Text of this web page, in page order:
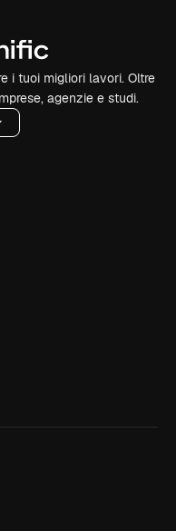
i tuoi migliori lavori. Oltre
agenzie e studi.